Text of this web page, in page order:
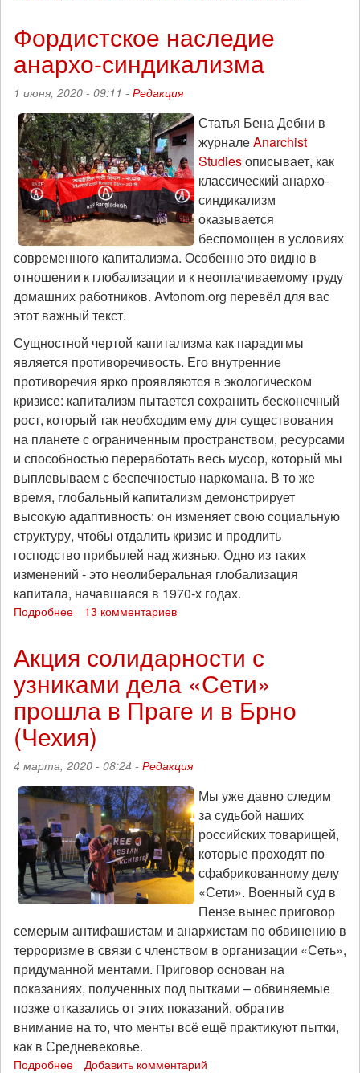
Восточной
Фордистское наследие
анархо-синдикализма
1 июня, 2020 - 09:11 - Редакция
Статья Бена Дебни в
журналеAnarchist
Studiesописывает, как
классический анархо-
синдикализм
оказывается
беспомощен в условиях
современного капитализма. Особенно это видно в
отношении к глобализации и к неоплачиваемому труду
домашних работников. Avtonom.org перевёл для вас
этот важный текст.
Сущностной чертой капитализма как парадигмы
является противоречивость. Его внутренние
противоречия ярко проявляются в экологическом
кризисе: капитализм пытается сохранить бесконечный
рост, который так необходим ему для существования
на планете с ограниченным пространством, ресурсами
и способностью переработать весь мусор, который мы
выплевываем с беспечностью наркомана. В то же
время, глобальный капитализм демонстрирует
высокую адаптивность: он изменяет свою социальную
структуру, чтобы отдалить кризис и продлить
господство прибылей над жизнью. Одно из таких
изменений - это неолиберальная глобализация
капитала, начавшаяся в 1970-х годах.
Подробнее
анархо-
синдикализма
13 комментариев
Акция солидарности с
узниками дела «Сети»
прошла в Праге и в Брно
(Чехия)
4 марта, 2020 - 08:24 - Редакция
Мы уже давно следим
за судьбой наших
российских товарищей,
которые проходят по
сфабрикованному делу
«Сети». Военный суд в
Пензе вынес приговор
семерым антифашистам и анархистам по обвинению в
терроризме в связи с членством в организации «Сеть»,
придуманной ментами. Приговор основан на
показаниях, полученных под пытками – обвиняемые
позже отказались от этих показаний, обратив
внимание на то, что менты всё ещё практикуют пытки,
как в Средневековье.
Подробнее Добавить комментарий